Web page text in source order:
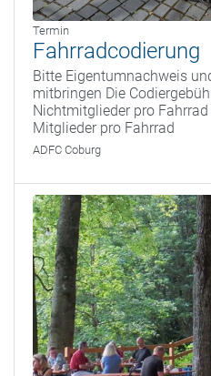
Termin
Fahrradcodierung
Bitte Eigentumnachweis
mitbringen Die
Nichtmitglieder pro Fahrrad
Mitglieder pro Fahrrad
ADFC Coburg